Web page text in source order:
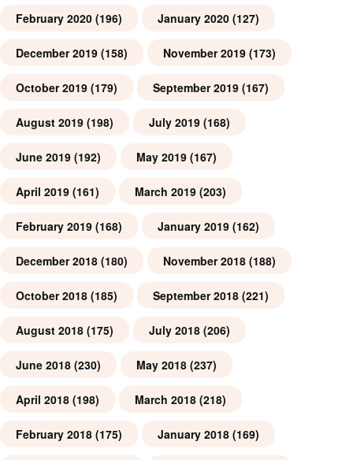
February 2020 (196) January 2020 (127)
December 2019 (158) November 2019 (173)
October 2019 (179) September 2019 (167)
August 2019 (198) July 2019 (168)
June 2019 (192) May 2019 (167)
April 2019 (161) March 2019 (203)
February 2019 (168) January 2019 (162)
December 2018 (180) November 2018 (188)
October 2018 (185) September 2018 (221)
August 2018 (175) July 2018 (206)
June 2018 (230) May 2018 (237)
April 2018 (198) March 2018 (218)
February 2018 (175) January 2018 (169)